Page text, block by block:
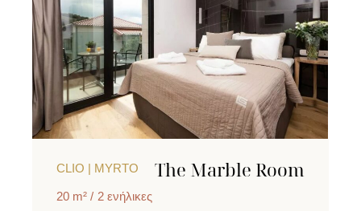
CLIO | MYRTO The Marble Room
20 m² 2 ενήλικες